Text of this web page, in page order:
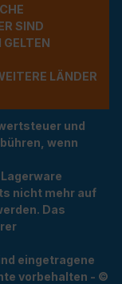
A
SIND A
A
LÄNDER NU
und
wenn
nicht mehr auf
Das
eingetragene
vorbehalten - ©